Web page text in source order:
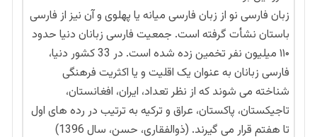
زبان فارسی نو از زبان فارسی میانه یا پهلوی و آن نیز از فارسی
باستان نشأت گرفته است. جمعیت فارسی زبانان دنیا حدود
۱۱۰ میلیون نفر تخمین زده شده است. در 33 کشور دنیا،
فارسی زبانان به عنوان یک اقلیت و یا اکثریت فرهنگی
شناخته می شوند که از نظر تعداد، ایران، افغانستان،
تاجیکستان، پاکستان، عراق و ترکیه به ترتیب در رده های اول
تا هفتم قرار می گیرند. (ذوالفقاری، حسن، سال 1396)